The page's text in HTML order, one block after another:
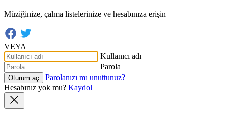
Müziğinize, çalma listelerinize ve hesabınıza erişin
VEYA
Kullanıcı adı
Parola
Oturum aç
Parolanızı mı unuttunuz?
Hesabınız yok mu? Kaydol